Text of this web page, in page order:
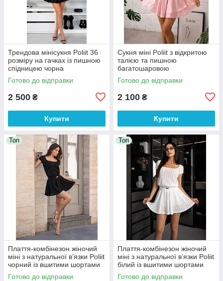
Трендова мінісукня Poliit 36
розміру на гачках із пишною
спідницею чорна
Готово до відправки
2 500 ₴
Купити
Сукня міні Poliit з відкритою
талією та пишною
багатошаровою
спідницею,36, 38 розміри
ніжно-рожева
Готово до відправки
2 100 ₴
Купити
Топ
Плаття-комбінезон жіночий
міні з натуральної в’язки Poliit
чорний із вшитими шортами
36,38 розміри
Готово до відправки
Топ
Плаття-комбінезон жіночий
міні з натуральної в’язки Poliit
білий із вшитими шортами
36,38 розміри
Готово до відправки